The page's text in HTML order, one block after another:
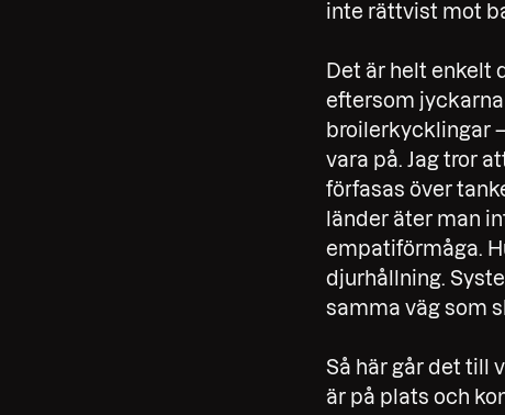
inte rättvist mot
Det är helt enkelt
eftersom
broilerkycklingar
vara på. Jag tror
förfasas över
länder äter man
empatiförmåga.
djurhållning.
samma väg som
Så här går det till
är på plats och